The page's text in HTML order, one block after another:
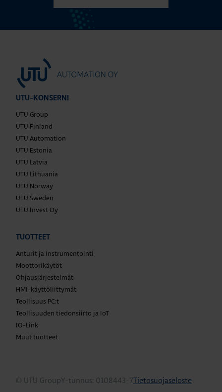
UTU-KONSERNI
UTU Group
UTU Finland
UTU Automation
UTU Estonia
UTU Latvia
UTU Lithuania
UTU Norway
UTU Sweden
UTU Invest Oy
TUOTTEET
Anturit ja instrumentointi
Moottorikäytöt
Ohjausjärjestelmät
HMI-käyttöliittymät
Teollisuus PC:t
Teollisuuden tiedonsiirto ja IoT
IO-Link
Muut tuotteet
© UTU GroupY-tunnus: 0108443-7Tietosuojaseloste